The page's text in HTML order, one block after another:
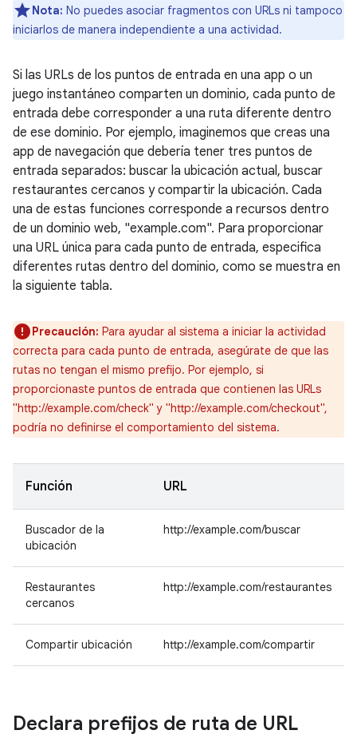
Nota: No puedes asociar fragmentos con URLs ni tampoco
iniciarlos de manera independiente a una actividad.
Si las URLs de los puntos de entrada en una app o un
juego instantáneo comparten un dominio, cada punto de
entrada debe corresponder a una ruta diferente dentro
de ese dominio. Por ejemplo, imaginemos que creas una
app de navegación que debería tener tres puntos de
entrada separados: buscar la ubicación actual, buscar
restaurantes cercanos y compartir la ubicación. Cada
una de estas funciones corresponde a recursos dentro
de un dominio web, "example.com". Para proporcionar
una URL única para cada punto de entrada, especifica
diferentes rutas dentro del dominio, como se muestra en
la siguiente tabla.
Precaución: Para ayudar al sistema a iniciar la actividad
correcta para cada punto de entrada, asegúrate de que las
rutas no tengan el mismo prefijo. Por ejemplo, si
proporcionaste puntos de entrada que contienen las URLs
"http://example.com/check" y "http://example.com/checkout",
podría no definirse el comportamiento del sistema.
Función URL
Buscador de la
ubicación
http://example.com/buscar
Restaurantes
cercanos
http://example.com/restaurantes
Compartir ubicación http://example.com/compartir
Declara prefijos de ruta de URL